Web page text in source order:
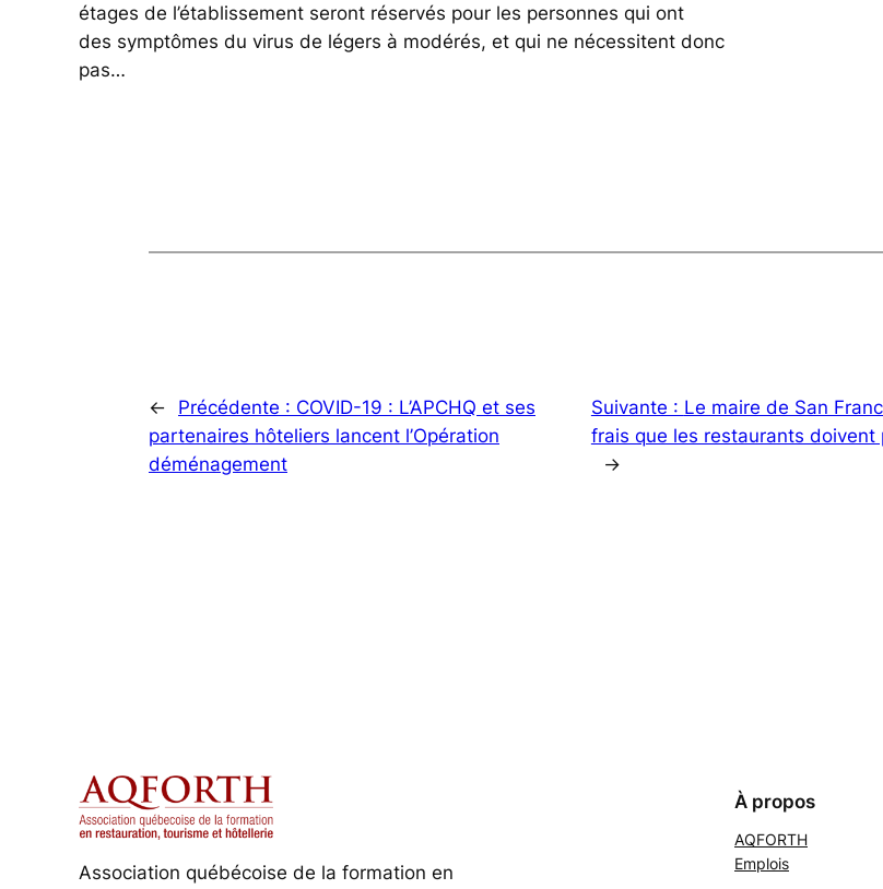
étages de l’établissement seront réservés pour les personnes qui ont
des symptômes du virus de légers à modérés, et qui ne nécessitent donc
pas…
← Précédente : COVID-19 : L’APCHQ et ses
partenaires hôteliers lancent l’Opération
déménagement
Suivante : Le maire de San
frais que les restaurants
→
Association québécoise de la formation en
À propos
AQFORTH
Emplois